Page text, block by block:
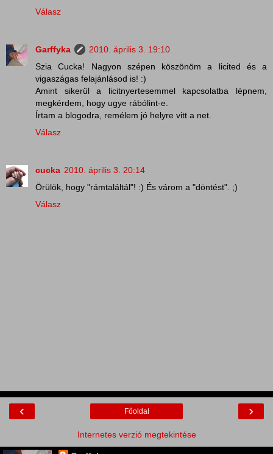
Válasz
Garffyka
2010. április 3. 19:10
Szia Cucka! Nagyon szépen köszönöm a licited és a
vigaszágas felajánlásod is! :)
Amint sikerül a licitnyertesemmel kapcsolatba lépnem,
megkérdem, hogy ugye rábólint-e.
Írtam a blogodra, remélem jó helyre vitt a net.
Válasz
cucka 2010. április 3. 20:14
Örülök, hogy "rámtaláltál"! :) És várom a "döntést". ;)
Válasz
‹ ›
Főoldal
Internetes verzió megtekintése